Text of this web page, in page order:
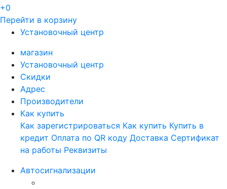
+0
Перейти в корзину
Установочный центр
магазин
Установочный центр
Скидки
Адрес
Производители
Как купить
Как зарегистрироваться Как купить Купить в
кредит Оплата по QR коду Доставка Сертификат
на работы Реквизиты
Автосигнализации